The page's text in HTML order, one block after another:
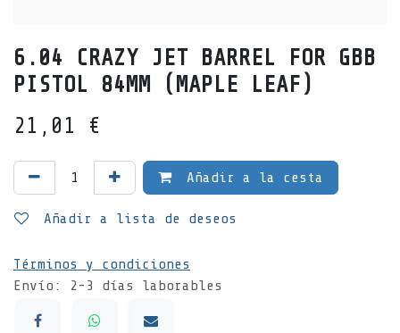
6.04 CRAZY JET BARREL FOR GBB
PISTOL 84MM (MAPLE LEAF)
21,01
€
Añadir a la cesta
Añadir a lista de deseos
Términos y condiciones
Envío: 2-3 días laborables